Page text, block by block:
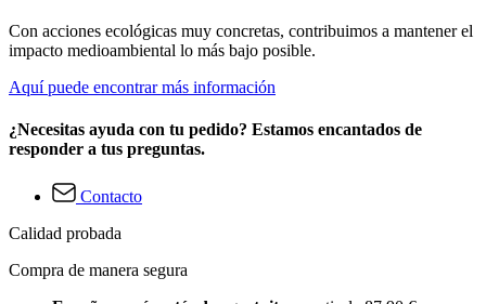
Con acciones ecológicas muy concretas, contribuimos a mantener el
impacto medioambiental lo más bajo posible.
Aquí puede encontrar más información
¿Necesitas ayuda con tu pedido? Estamos encantados de
responder a tus preguntas.
Contacto
Calidad probada
Compra de manera segura